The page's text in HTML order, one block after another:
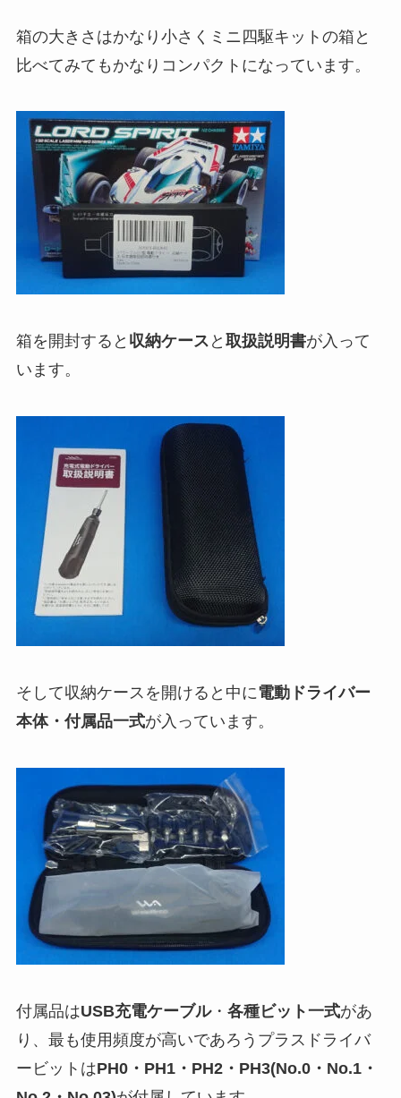
箱の大きさはかなり小さくミニ四駆キットの箱と
比べてみてもかなりコンパクトになっています。
箱を開封すると 収納ケース と 取扱説明書が入って
います。
そして収納ケースを開けると中に電動ドライバー
本体・付属品一式が入っています。
付属品はUSB充電ケーブル・ 各種ビット一式があ
り、最も使用頻度が高いであろうプラスドライバ
ービットはPH0・PH1・PH2・PH3(No.0・No.1・